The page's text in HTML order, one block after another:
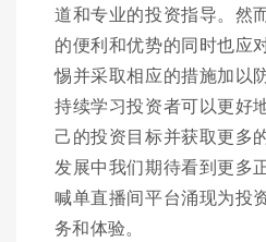
道和专业的投资指导。然
的便利和优势的同时也应
惕并采取相应的措施加以
持续学习投资者可以更好
己的投资目标并获取更多
发展中我们期待看到更多
喊单直播间平台涌现为投
务和体验。